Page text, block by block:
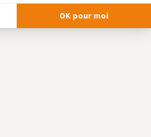
OK pour moi